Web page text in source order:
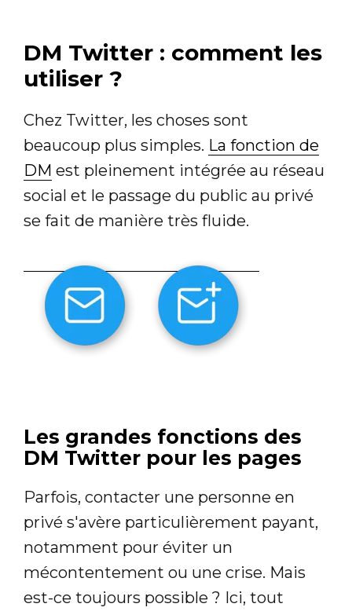
DM Twitter : comment les
utiliser ?
Chez Twitter, les choses sont
beaucoup plus simples. La fonction de
DM est pleinement intégrée au réseau
social et le passage du public au privé
se fait de manière très fluide.
Les grandes fonctions des
DM Twitter pour les pages
Parfois, contacter une personne en
privé s'avère particulièrement payant,
notamment pour éviter un
mécontentement ou une crise. Mais
est-ce toujours possible ? Ici, tout